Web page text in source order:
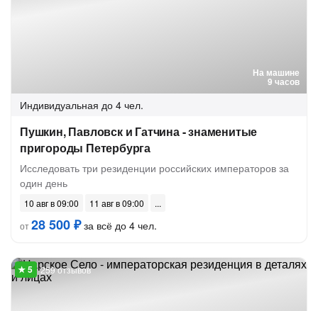
На машине
9 часов
Индивидуальная до 4 чел.
Пушкин, Павловск и Гатчина - знаменитые
пригороды Петербурга
Исследовать три резиденции российских императоров за
один день
10 авг в 09:00
11 авг в 09:00
от28 500 ₽за всё до 4 чел.
259 отзывов